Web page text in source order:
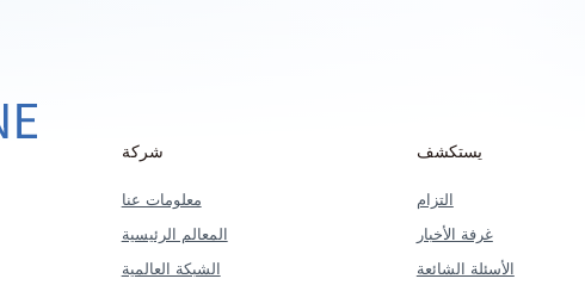
شركة
معلومات عنا
المعالم الرئيسية
الشبكة العالمية
يستكشف
التزام
غرفة الأخبار
الأسئلة الشائعة